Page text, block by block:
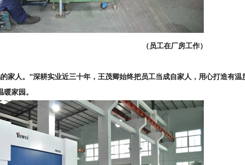
（员工在厂房工作）
家人。”深耕实业近三十年，王茂卿始终把员工当成自家人，用心打造有
家园。